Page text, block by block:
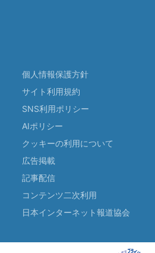
個人情報保護方針
サイト利用規約
SNS利用ポリシー
AIポリシー
クッキーの利用について
広告掲載
記事配信
コンテンツ二次利用
日本インターネット報道協会